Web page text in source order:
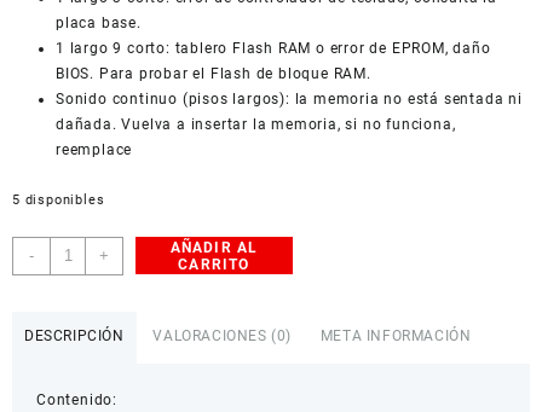
placa base.
1 largo 9 corto: tablero Flash RAM o error de EPROM, daño
BIOS. Para probar el Flash de bloque RAM.
Sonido continuo (pisos largos): la memoria no está sentada ni
dañada. Vuelva a insertar la memoria, si no funciona,
reemplace
5 disponibles
-
Parlante
Buzzer
cantidad
+
AÑADIR AL
CARRITO
DESCRIPCIÓN VALORACIONES (0) META INFORMACIÓN
Contenido: